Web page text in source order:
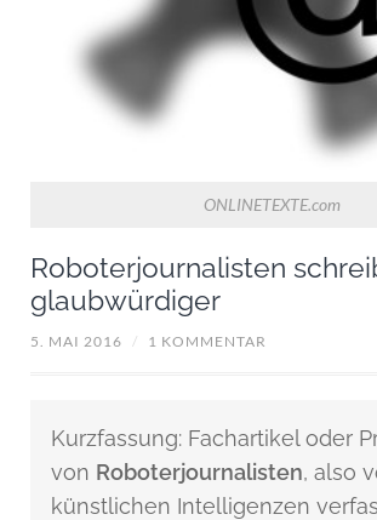
ONLINETEXTE.com
Roboterjournalisten
glaubwürdiger
5. MAI 2016 / 1 KOMMENTAR
Kurzfassung: Fachartikel oder
von Roboterjournalisten, also
künstlichen Intelligenzen